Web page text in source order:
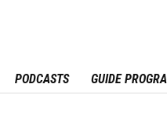
PODCASTS GUIDE